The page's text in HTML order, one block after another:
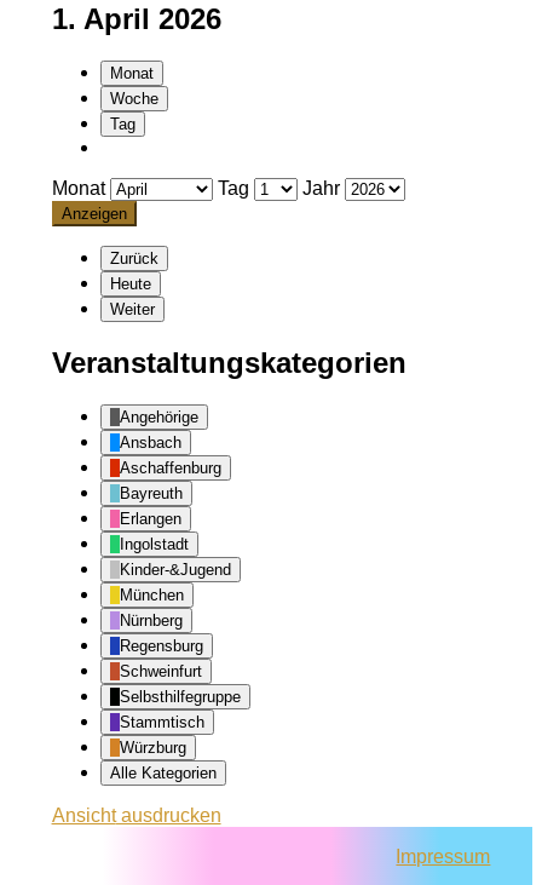
1. April 2026
Monat
Woche
Tag
Monat Tag Jahr
Zurück
Heute
Weiter
Veranstaltungskategorien
Angehörige
Ansbach
Aschaffenburg
Bayreuth
Erlangen
Ingolstadt
Kinder-&Jugend
München
Nürnberg
Regensburg
Schweinfurt
Selbsthilfegruppe
Stammtisch
Würzburg
Alle Kategorien
Ansichtausdrucken
Impressum